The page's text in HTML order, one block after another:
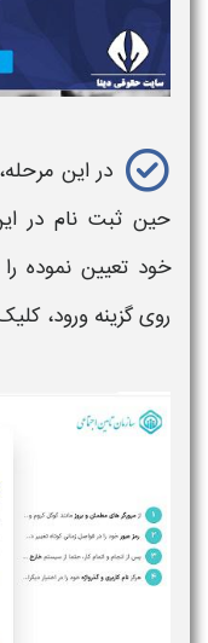
در این
خود تعیین نموده
روی گزینه ورود،